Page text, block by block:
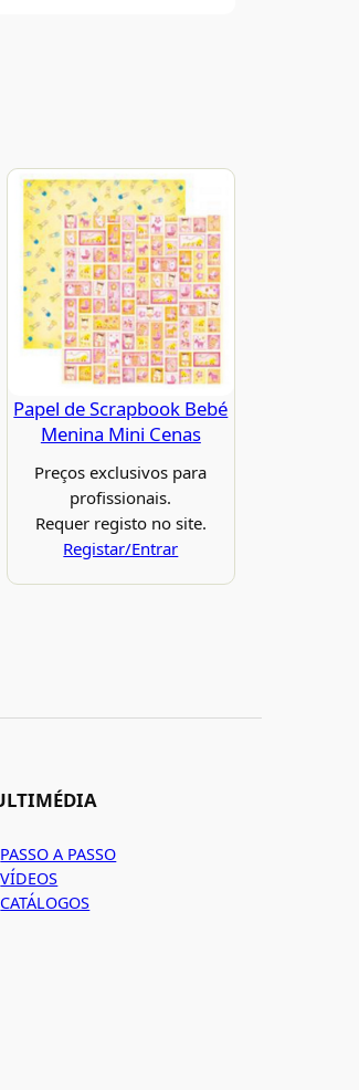
Papel de Scrapbook Bebé
Menina Mini Cenas
Preços exclusivos para
profissionais.
Requer registo no site.
Registar/Entrar
PASSO A PASSO
VÍDEOS
CATÁLOGOS